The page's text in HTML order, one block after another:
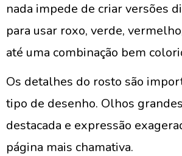
nada impede de criar versões
para usar roxo, verde,
até uma combinação bem
Os detalhes do rosto são
tipo de desenho. Olhos
destacada e expressão
página mais chamativa.